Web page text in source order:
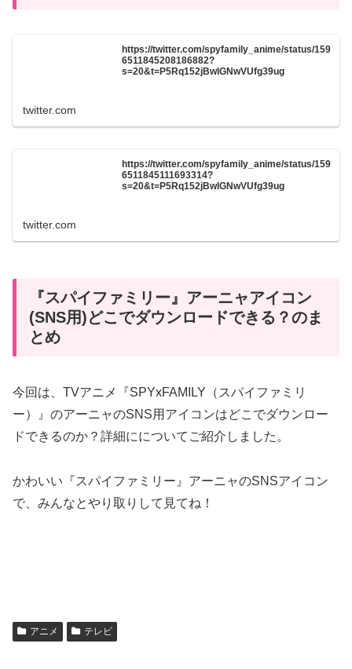
https://twitter.com/spyfamily_anime/status/159
6511845208186882?
s=20&t=P5Rq152jBwlGNwVUfg39ug
twitter.com
https://twitter.com/spyfamily_anime/status/159
6511845111693314?
s=20&t=P5Rq152jBwlGNwVUfg39ug
twitter.com
『スパイファミリー』アーニャアイコン
(SNS用)どこでダウンロードできる？のま
とめ
今回は、TVアニメ『SPYxFAMILY（スパイファミリ
ー）』のアーニャのSNS用アイコンはどこでダウンロー
ドできるのか？詳細にについてご紹介しました。
かわいい『スパイファミリー』アーニャのSNSアイコン
で、みんなとやり取りして見てね！
アニメ テレビ